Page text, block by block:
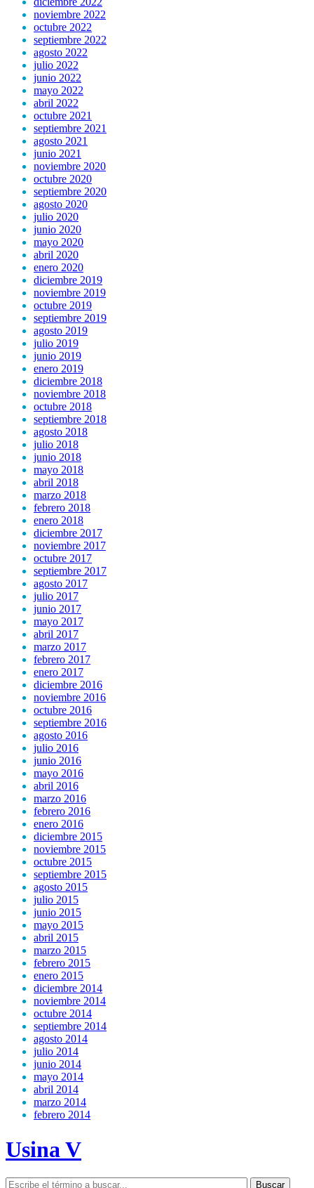
noviembre 2022
octubre 2022
septiembre 2022
agosto 2022
julio 2022
junio 2022
mayo 2022
abril 2022
octubre 2021
septiembre 2021
agosto 2021
junio 2021
noviembre 2020
octubre 2020
septiembre 2020
agosto 2020
julio 2020
junio 2020
mayo 2020
abril 2020
enero 2020
diciembre 2019
noviembre 2019
octubre 2019
septiembre 2019
agosto 2019
julio 2019
junio 2019
enero 2019
diciembre 2018
noviembre 2018
octubre 2018
septiembre 2018
agosto 2018
julio 2018
junio 2018
mayo 2018
abril 2018
marzo 2018
febrero 2018
enero 2018
diciembre 2017
noviembre 2017
octubre 2017
septiembre 2017
agosto 2017
julio 2017
junio 2017
mayo 2017
abril 2017
marzo 2017
febrero 2017
enero 2017
diciembre 2016
noviembre 2016
octubre 2016
septiembre 2016
agosto 2016
julio 2016
junio 2016
mayo 2016
abril 2016
marzo 2016
febrero 2016
enero 2016
diciembre 2015
noviembre 2015
octubre 2015
septiembre 2015
agosto 2015
julio 2015
junio 2015
mayo 2015
abril 2015
marzo 2015
febrero 2015
enero 2015
diciembre 2014
noviembre 2014
octubre 2014
septiembre 2014
agosto 2014
julio 2014
junio 2014
mayo 2014
abril 2014
marzo 2014
febrero 2014
Usina V